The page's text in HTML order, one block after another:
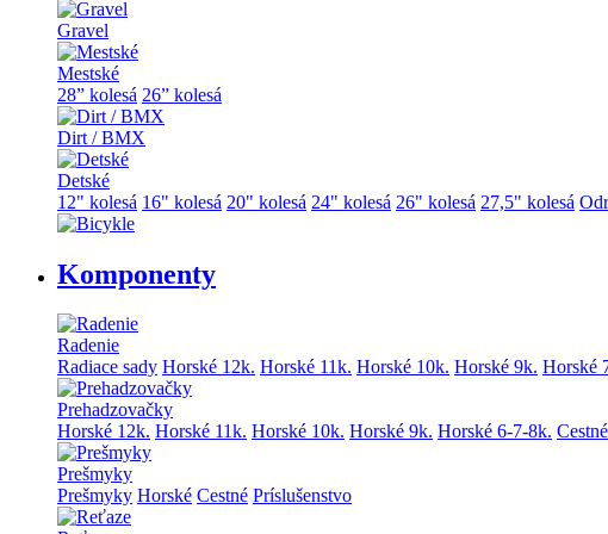
Gravel
Mestské
28” kolesá 26” kolesá
Dirt / BMX
Detské
12" kolesá 16" kolesá 20" kolesá 24" kolesá 26" kolesá 27,5" kolesá
Komponenty
Radenie
Radiace sady Horské 12k. Horské 11k. Horské 10k. Horské 9k. Horské
Prehadzovačky
Horské 12k. Horské 11k. Horské 10k. Horské 9k. Horské 6-7-8k.
Prešmyky
Prešmyky Horské Cestné Príslušenstvo